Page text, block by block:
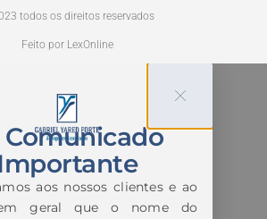
todos os direitos reservados
Feito por LexOnline
Comunicado
aos nossos clientes e ao
geral que o nome do